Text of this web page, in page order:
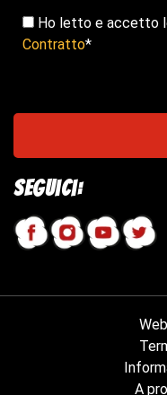
Ho letto e accetto
Contratto*
Seguici:
A